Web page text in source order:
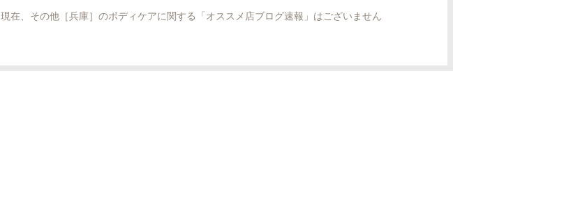
現在、その他［兵庫］のボディケアに関する「オススメ店ブログ速報」はございません